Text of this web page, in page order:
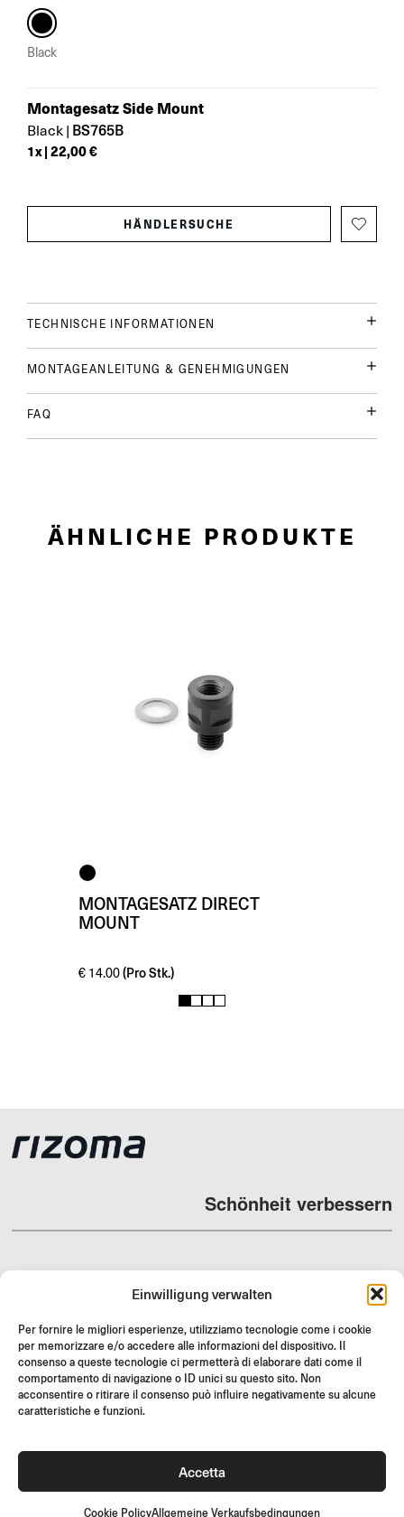
Einwilligung verwalten
Per fornire le migliori esperienze, utilizziamo tecnologie come i cookie
per memorizzare e/o accedere alle informazioni del dispositivo. Il
consenso a queste tecnologie ci permetterà di elaborare dati come il
comportamento di navigazione o ID unici su questo sito. Non
acconsentire o ritirare il consenso può influire negativamente su alcune
caratteristiche e funzioni.
Accetta
Cookie PolicyAllgemeine Verkaufsbedingungen
Black
Montagesatz Side Mount
Black | BS765B
1x | 22,00 €
HÄNDLERSUCHE
TECHNISCHE INFORMATIONEN
MONTAGEANLEITUNG & GENEHMIGUNGEN
FAQ
ÄHNLICHE PRODUKTE
MONTAGESATZ DIRECT
MOUNT
€ 14.00 (Pro Stk.)
1 2 3 4
Schönheit verbessern
SUPPORT & FAQ
RÜCKGABE
MONTAGEANLEITUNG
GIFT CARD
Werde Teil der Rizoma-Community und erhalte Zugang zu
exklusiven Inhalten und Sonderangeboten!